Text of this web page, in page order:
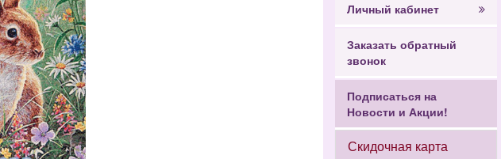
Личный кабинет
Заказать обратный
звонок
Подписаться на
Новости и Акции!
Скидочная карта